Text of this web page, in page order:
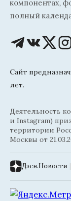
компонентах,
полный
Сайт
лет.
Деятельность
и Instagram)
территории
Москвы от
Дзен.Новости |